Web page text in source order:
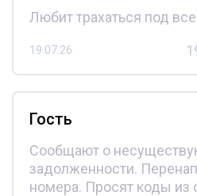
Любит трахаться под
19.07.26
Гость
Сообщают о
задолженности.
номера. Просят коды из